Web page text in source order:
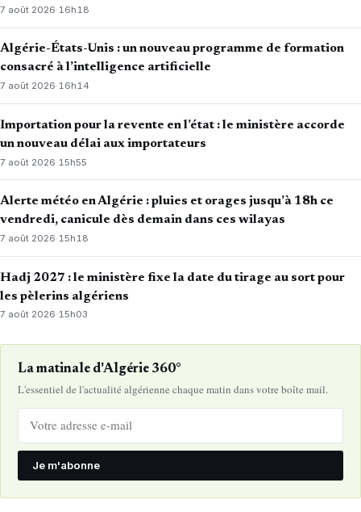
7 août 2026·16h18
Algérie-États-Unis : un nouveau programme de formation
consacré à l’intelligence artificielle
7 août 2026·16h14
Importation pour la revente en l’état : le ministère accorde
un nouveau délai aux importateurs
7 août 2026· 15h55
Alerte météo en Algérie : pluies et orages jusqu’à 18h ce
vendredi, canicule dès demain dans ces wilayas
7 août 2026·15h18
Hadj 2027 : le ministère fixe la date du tirage au sort pour
les pèlerins algériens
7 août 2026·15h03
La matinale d'Algérie 360°
L'essentiel de l'actualité algérienne chaque matin dans votre boîte mail.
Je m'abonne